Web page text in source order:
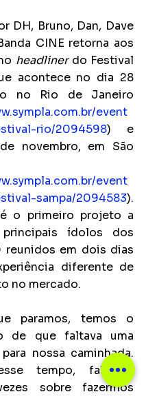
DH, Bruno, Dan, Dave
CINE retorna aos
headliner do Festival
acontece no dia 28
no Rio de Janeiro
event
rio/2094598) e
novembro, em São
event
sampa/2094583).
o primeiro projeto a
ídolos dos
reunidos em dois dias
diferente de
no mercado.
paramos, temos o
de que faltava uma
nossa caminhada.
tempo, falamos
sobre fazermos